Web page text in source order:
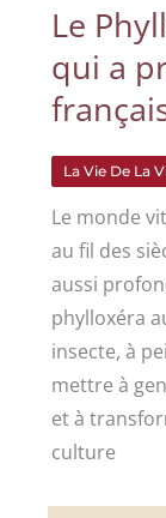
Le
qui a
La Vie De La
Le monde
au fil des
aussi
phylloxéra
insecte, à
mettre à
et à
culture